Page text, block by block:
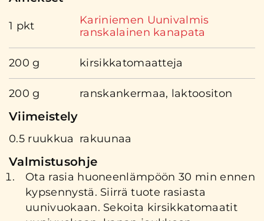
1 pkt
Kariniemen Uunivalmis
ranskalainen kanapata
200 g kirsikkatomaatteja
200 g ranskankermaa, laktoositon
Viimeistely
0.5 ruukkua rakuunaa
Valmistusohje
Ota rasia huoneenlämpöön 30 min ennen
kypsennystä. Siirrä tuote rasiasta
uunivuokaan. Sekoita kirsikkatomaatit